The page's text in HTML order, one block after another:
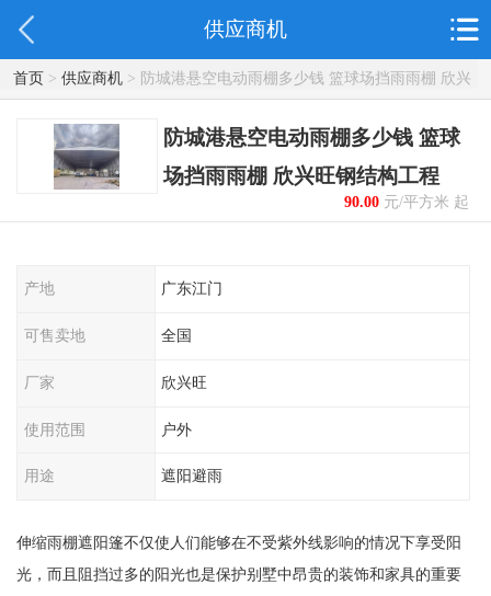
供应商机
首页> 供应商机> 防城港悬空电动雨棚多少钱 篮球场挡雨雨棚 欣兴
旺钢结构工程
防城港悬空电动雨棚多少钱 篮球
场挡雨雨棚 欣兴旺钢结构工程
90.00元/平方米 起
产地 广东江门
可售卖地 全国
厂家 欣兴旺
使用范围 户外
用途 遮阳避雨
伸缩雨棚遮阳篷不仅使人们能够在不受紫外线影响的情况下享受阳
光，而且阻挡过多的阳光也是保护别墅中昂贵的装饰和家具的重要